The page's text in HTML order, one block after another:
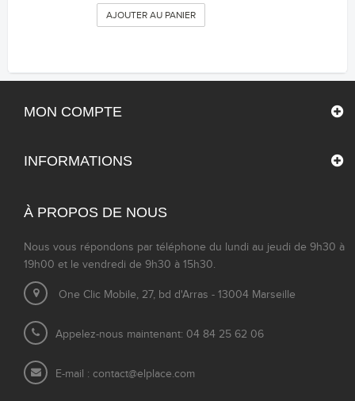
AJOUTER AU PANIER
MON COMPTE
INFORMATIONS
À PROPOS DE NOUS
Nous vous répondons par téléphone du lundi au jeudi de 9h30 à
19h00 et le vendredi de 9h30 à 15h30.
One Clic Mobile, 27, bd d'Arras - 13004 Marseille
Appelez-nous maintenant: 04 84 25 62 06
E-mail : contact@elplace.com